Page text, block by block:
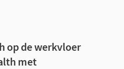
op de werkvloer
met